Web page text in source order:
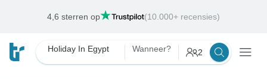
Deals van de Week Eindigt:12 aug. 2026
Holiday In Egypt Wanneer? 2